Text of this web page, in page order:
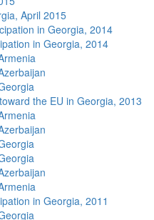
April 2015
in Georgia, 2014
in Georgia, 2014
the EU in Georgia, 2013
in Georgia, 2011